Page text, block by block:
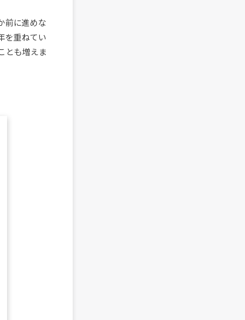
前に進めな
を重ねてい
とも増えま